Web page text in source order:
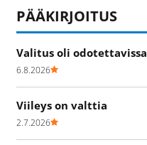
PÄÄKIRJOITUS
Valitus oli odotettavissa
6.8.2026
Viileys on valttia
2.7.2026